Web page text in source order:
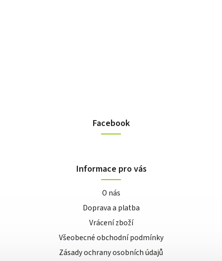
Facebook
Informace pro vás
O nás
Doprava a platba
Vrácení zboží
Všeobecné obchodní podmínky
Zásady ochrany osobních údajů